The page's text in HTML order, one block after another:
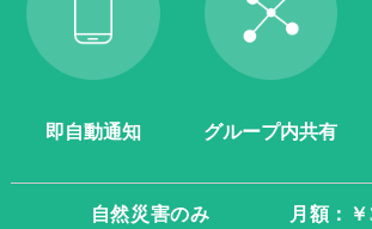
即自動通知 グループ内共有
自然災害のみ 月額：￥